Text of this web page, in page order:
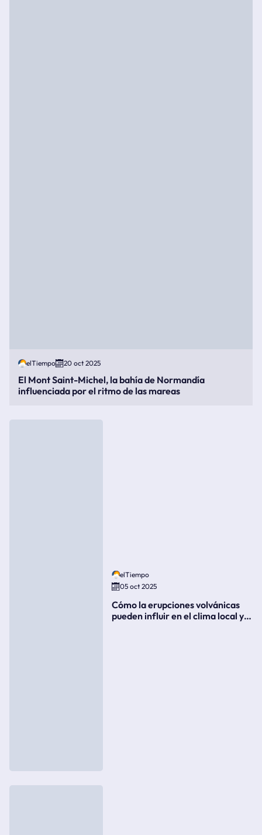
elTiempo 20 oct 2025
El Mont Saint-Michel, la bahía de Normandía
influenciada por el ritmo de las mareas
elTiempo
05 oct 2025
Cómo la erupciones volvánicas
pueden influir en el clima local y